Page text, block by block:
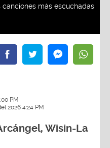
canciones más escuchadas
PM
2026 4:24 PM
Wisin-La